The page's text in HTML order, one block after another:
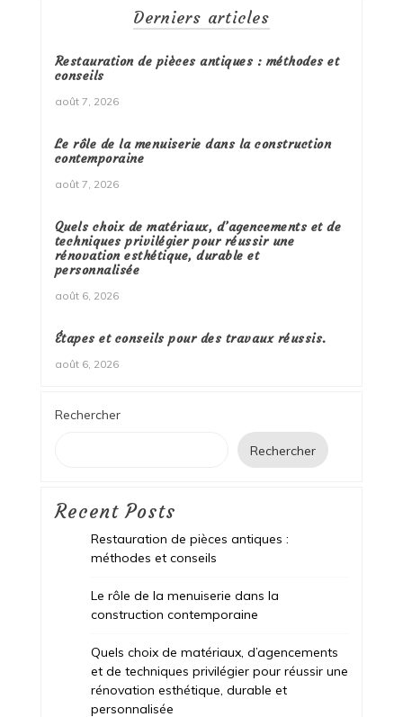
Derniers articles
Restauration de pièces antiques : méthodes et
conseils
août 7, 2026
Le rôle de la menuiserie dans la construction
contemporaine
août 7, 2026
Quels choix de matériaux, d’agencements et de
techniques privilégier pour réussir une
rénovation esthétique, durable et
personnalisée
août 6, 2026
Étapes et conseils pour des travaux réussis.
août 6, 2026
Rechercher
Rechercher
Recent Posts
Restauration de pièces antiques :
méthodes et conseils
Le rôle de la menuiserie dans la
construction contemporaine
Quels choix de matériaux, d’agencements
et de techniques privilégier pour réussir une
rénovation esthétique, durable et
personnalisée